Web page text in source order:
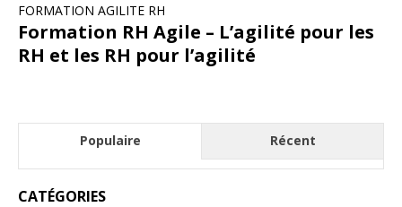
FORMATION AGILITE RH
Formation RH Agile – L’agilité pour les
RH et les RH pour l’agilité
Populaire Récent
CATÉGORIES